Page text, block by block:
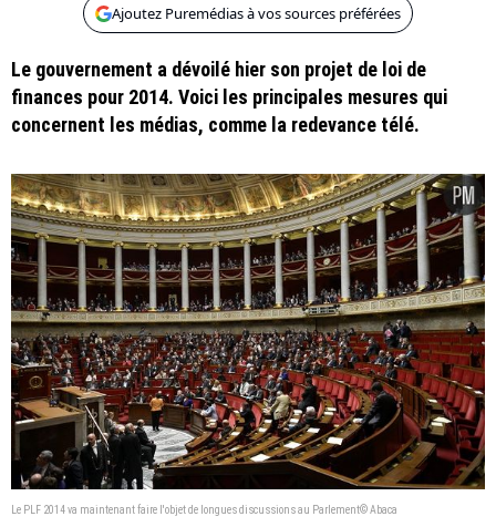
Ajoutez Puremédias à vos sources préférées
Le gouvernement a dévoilé hier son projet de loi de
finances pour 2014. Voici les principales mesures qui
concernent les médias, comme la redevance télé.
Le PLF 2014 va maintenant faire l'objet de longues discussions au Parlement© Abaca